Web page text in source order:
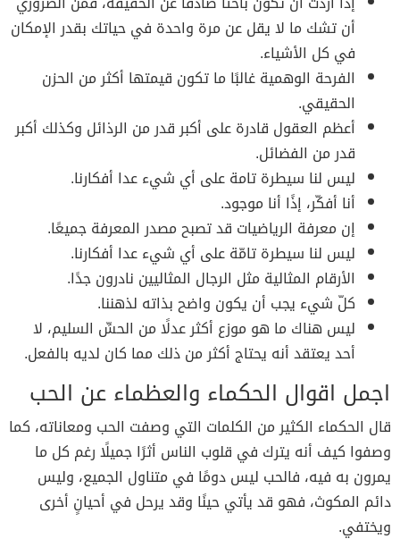
أن تشك ما لا يقل عن مرة واحدة في حياتك بقدر الإمكان
في كل الأشياء.
الفرحة الوهمية غالبًا ما تكون قيمتها أكثر من الحزن
الحقيقي.
أعظم العقول قادرة على أكبر قدر من الرذائل وكذلك أكبر
قدر من الفضائل.
ليس لنا سيطرة تامة على أي شيء عدا أفكارنا.
أنا أفكّر، إذًا أنا موجود.
إن معرفة الرياضيات قد تصبح مصدر المعرفة جميعًا.
ليس لنا سيطرة تامّة على أي شيء عدا أفكارنا.
الأرقام المثالية مثل الرجال المثاليين نادرون جدًا.
كلّ شيء يجب أن يكون واضح بذاته لذهننا.
ليس هناك ما هو موزع أكثر عدلًا من الحسِّ السليم، لا
أحد يعتقد أنه يحتاج أكثر من ذلك مما كان لديه بالفعل.
اجمل اقوال الحكماء والعظماء عن الحب
قال الحكماء الكثير من الكلمات التي وصفت الحب ومعاناته، كما
وصفوا كيف أنه يترك في قلوب الناس أثرًا جميلًا رغم كل ما
يمرون به فيه، فالحب ليس دومًا في متناول الجميع، وليس
دائم المكوث، فهو قد يأتي حينًا وقد يرحل في أحيانٍ أخرى
ويختفي.